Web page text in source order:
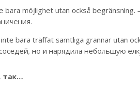
möjlighet utan också begränsning.
bara träffat samtliga grannar utan
но и нарядила небольшую
так…